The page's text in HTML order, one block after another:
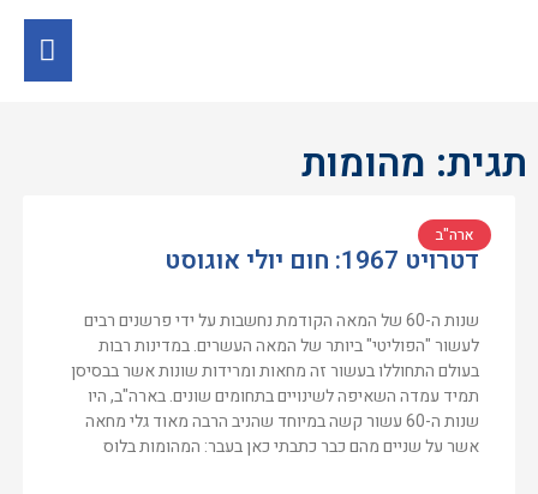
תגית: מהומות
ארה"ב
דטרויט 1967: חום יולי אוגוסט
שנות ה-60 של המאה הקודמת נחשבות על ידי פרשנים רבים
לעשור "הפוליטי" ביותר של המאה העשרים. במדינות רבות
בעולם התחוללו בעשור זה מחאות ומרידות שונות אשר בבסיסן
תמיד עמדה השאיפה לשינויים בתחומים שונים. בארה"ב, היו
שנות ה-60 עשור קשה במיוחד שהניב הרבה מאוד גלי מחאה
אשר על שניים מהם כבר כתבתי כאן בעבר: המהומות בלוס